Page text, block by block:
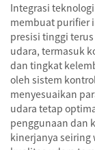
Integrasi
membuat purifier
presisi tinggi
udara, termasuk
dan tingkat
oleh sistem
menyesuaikan
udara tetap
penggunaan dan
kinerjanya seiring